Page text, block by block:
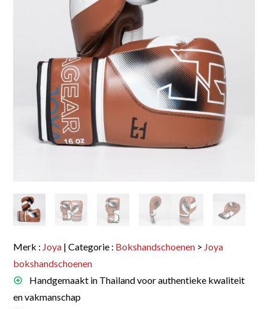
Merk : Joya | Categorie : Bokshandschoenen > Joya
bokshandschoenen
Handgemaakt in Thailand voor authentieke kwaliteit
en vakmanschap